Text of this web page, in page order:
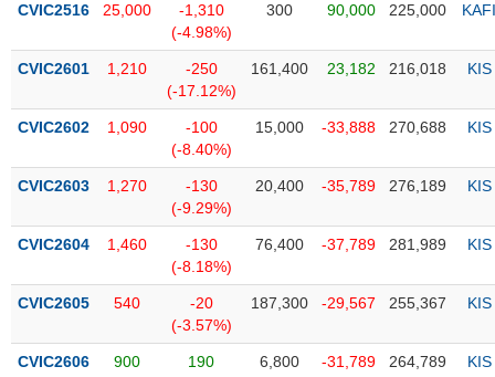
thái
phiếu
mô
thị
Niêm
Niêm
mới
CVIC2516 25,000
-1,310
(-4.98%)
300 90,000 225,000 KAFI
CVIC2601 1,210
-250
(-17.12%)
161,400 23,182 216,018 KIS
CVIC2602 1,090
-100
(-8.40%)
15,000 -33,888 270,688 KIS
CVIC2603 1,270
-130
(-9.29%)
20,400 -35,789 276,189 KIS
CVIC2604 1,460
-130
(-8.18%)
76,400 -37,789 281,989 KIS
CVIC2605 540
-20
(-3.57%)
187,300 -29,567 255,367 KIS
CVIC2606 900
190
6,800 -31,789 264,789 KIS
NGÀNH
DOANH
NGHIỆP
PHIẾU
PHÁI